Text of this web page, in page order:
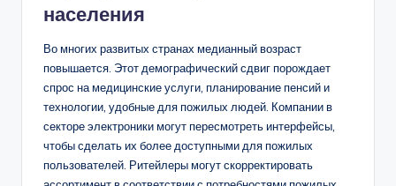
населения
Во многих развитых странах медианный возраст
повышается. Этот демографический сдвиг порождает
спрос на медицинские услуги, планирование пенсий и
технологии, удобные для пожилых людей. Компании в
секторе электроники могут пересмотреть интерфейсы,
чтобы сделать их более доступными для пожилых
пользователей. Ритейлеры могут скорректировать